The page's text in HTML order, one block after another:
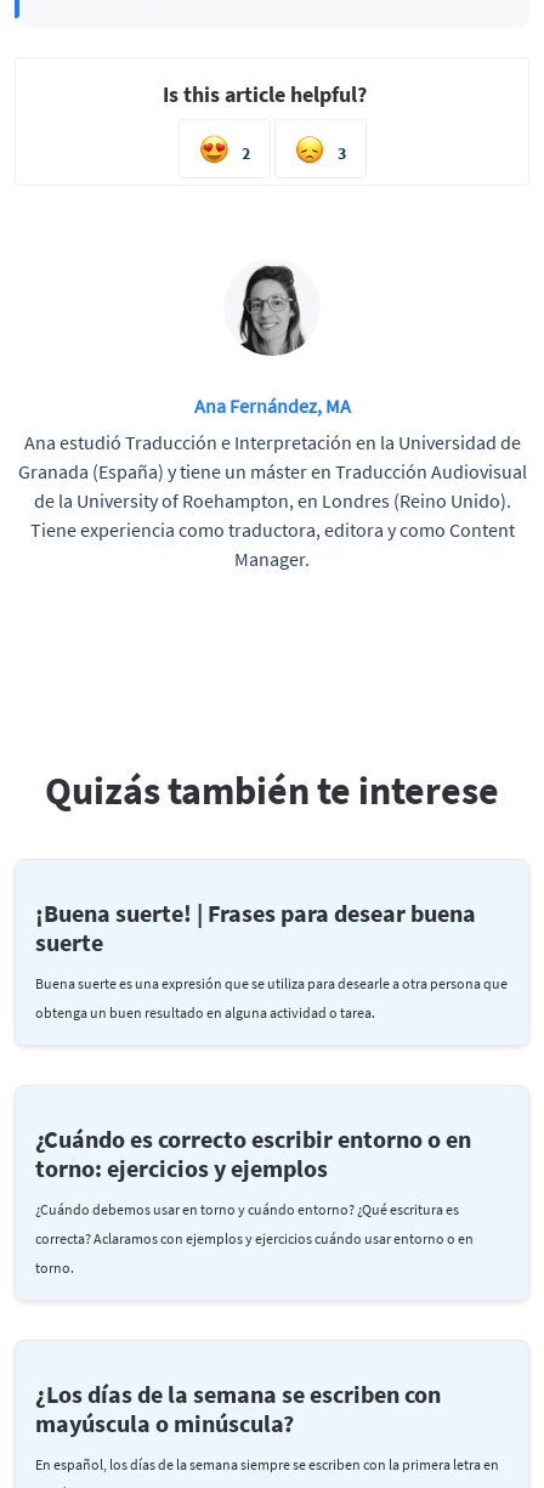
Is this article helpful?
2 3
Ana Fernández, MA
Ana estudió Traducción e Interpretación en la Universidad de
Granada (España) y tiene un máster en Traducción Audiovisual
de la University of Roehampton, en Londres (Reino Unido).
Tiene experiencia como traductora, editora y como Content
Manager.
Quizás también te interese
¡Buena suerte! | Frases para desear buena
suerte
Buena suerte es una expresión que se utiliza para desearle a otra persona que
obtenga un buen resultado en alguna actividad o tarea.
¿Cuándo es correcto escribir entorno o en
torno: ejercicios y ejemplos
¿Cuándo debemos usar en torno y cuándo entorno? ¿Qué escritura es
correcta? Aclaramos con ejemplos y ejercicios cuándo usar entorno o en
torno.
¿Los días de la semana se escriben con
mayúscula o minúscula?
En español, los días de la semana siempre se escriben con la primera letra en